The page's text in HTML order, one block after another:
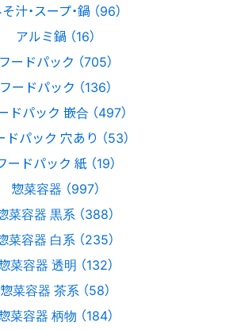
汁・スープ・鍋 （96）
アルミ鍋 （16）
フードパック （705）
フードパック （136）
ドパック 嵌合 （497）
ドパック 穴あり （53）
ードパック 紙 （19）
惣菜容器 （997）
菜容器 黒系 （388）
菜容器 白系 （235）
菜容器 透明 （132）
惣菜容器 茶系 （58）
菜容器 柄物 （184）